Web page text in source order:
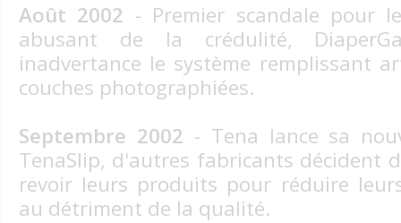
Août 2002 - Premier scandale pour
abusant de la crédulité,
inadvertance le système remplissant
couches photographiées.
Septembre 2002 - Tena lance sa
TenaSlip, d'autres fabricants décident
revoir leurs produits pour réduire
au détriment de la qualité.